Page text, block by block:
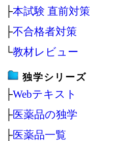
├本試験 直前対策
├不合格者対策
└教材レビュー
独学シリーズ
├Webテキスト
├医薬品の独学
├医薬品一覧